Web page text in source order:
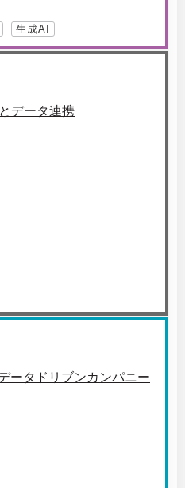
生成AI
データ連携
ータドリブンカンパニー